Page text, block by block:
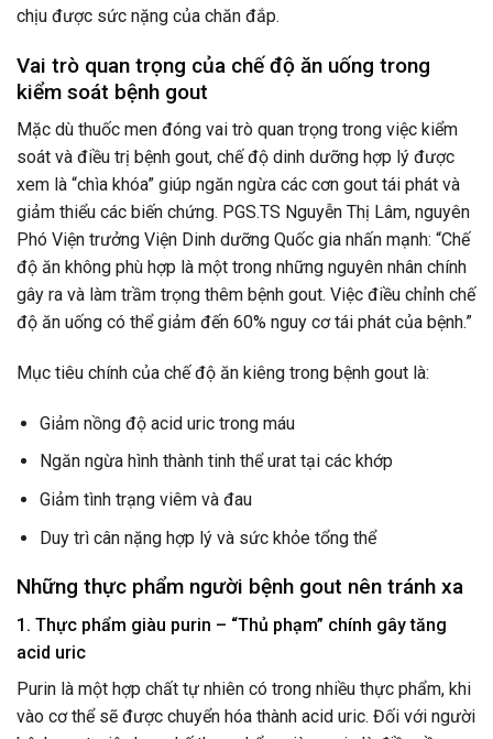
chịu được sức nặng của chăn đắp.
Vai trò quan trọng của chế độ ăn uống trong
kiểm soát bệnh gout
Mặc dù thuốc men đóng vai trò quan trọng trong việc kiểm
soát và điều trị bệnh gout, chế độ dinh dưỡng hợp lý được
xem là “chìa khóa” giúp ngăn ngừa các cơn gout tái phát và
giảm thiểu các biến chứng. PGS.TS Nguyễn Thị Lâm, nguyên
Phó Viện trưởng Viện Dinh dưỡng Quốc gia nhấn mạnh: “Chế
độ ăn không phù hợp là một trong những nguyên nhân chính
gây ra và làm trầm trọng thêm bệnh gout. Việc điều chỉnh chế
độ ăn uống có thể giảm đến 60% nguy cơ tái phát của bệnh.”
Mục tiêu chính của chế độ ăn kiêng trong bệnh gout là:
Giảm nồng độ acid uric trong máu
Ngăn ngừa hình thành tinh thể urat tại các khớp
Giảm tình trạng viêm và đau
Duy trì cân nặng hợp lý và sức khỏe tổng thể
Những thực phẩm người bệnh gout nên tránh xa
1. Thực phẩm giàu purin – “Thủ phạm” chính gây tăng
acid uric
Purin là một hợp chất tự nhiên có trong nhiều thực phẩm, khi
vào cơ thể sẽ được chuyển hóa thành acid uric. Đối với người